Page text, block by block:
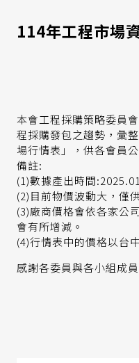
114年工程市場
本會工程採購策略委員
程採購發包之趨勢，彙
場行情表」，供各會員
備註:
(1)數據產出時間
(2)目前物價波動大，僅
(3)廠商價格會依各家公
會有所增減。
(4)行情表中的價格以台
感謝各委員與各小組成